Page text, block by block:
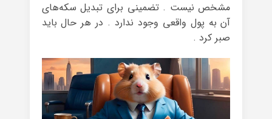
مشخص نیست . تضمینی برای تبدیل سکه‌های
آن به پول واقعی وجود ندارد . در هر حال باید
صبر کرد .